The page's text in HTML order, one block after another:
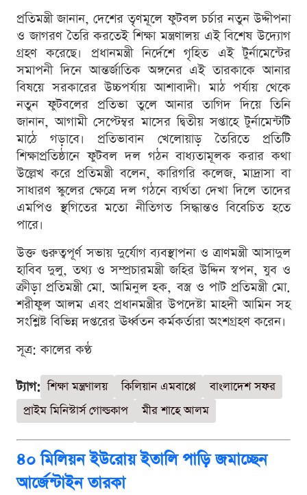
প্রতিমন্ত্রী জানান, দেশের তৃণমূলে ফুটবল চর্চার নতুন উদ্দীপনা
ও জাগরণ তৈরি করতেই শিক্ষা মন্ত্রণালয় এই বিশেষ উদ্যোগ
গ্রহণ করেছে। প্রধানমন্ত্রী নির্দেশে গৃহিত এই টুর্নামেন্টের
সমাপনী দিনে আন্তর্জাতিক অঙ্গনের এই তারকাকে আনার
বিষয়ে সরকারের উচ্চপর্যায় আশাবাদী। মাঠ পর্যায় থেকে
নতুন ফুটবলের প্রতিভা তুলে আনার তাগিদ দিয়ে তিনি
জানান, আগামী সেপ্টেম্বর মাসের দ্বিতীয় সপ্তাহে টুর্নামেন্টটি
মাঠে গড়াবে। প্রতিভাবান খেলোয়াড় তৈরিতে প্রতিটি
শিক্ষাপ্রতিষ্ঠানে ফুটবল দল গঠন বাধ্যতামূলক করার কথা
উল্লেখ করে প্রতিমন্ত্রী বলেন, কারিগরি কলেজ, মাদ্রাসা বা
সাধারণ স্কুলের ক্ষেত্রে দল গঠনে ব্যর্থতা দেখা দিলে তাদের
এমপিও স্থগিতের মতো নীতিগত সিদ্ধান্তও বিবেচিত হতে
পারে।
উক্ত গুরুত্বপূর্ণ সভায় দুর্যোগ ব্যবস্থাপনা ও ত্রাণমন্ত্রী আসাদুল
হাবিব দুলু, তথ্য ও সম্প্রচারমন্ত্রী জহির উদ্দিন স্বপন, যুব ও
ক্রীড়া প্রতিমন্ত্রী মো. আমিনুল হক, বস্ত্র ও পাট প্রতিমন্ত্রী মো.
শরীফুল আলম এবং প্রধানমন্ত্রীর উপদেষ্টা মাহদী আমিন সহ
সংশ্লিষ্ট বিভিন্ন দপ্তরের ঊর্ধ্বতন কর্মকর্তারা অংশগ্রহণ করেন।
সূত্র: কালের কণ্ঠ
ট্যাগ: শিক্ষা মন্ত্রণালয় কিলিয়ান এমবাপ্পে
বাংলাদেশ সফর
প্রাইম মিনিস্টার্স গোল্ডকাপ
মীর শাহে আলম
৪০ মিলিয়ন ইউরোয় ইতালি পাড়ি জমাচ্ছেন
আর্জেন্টাইন তারকা